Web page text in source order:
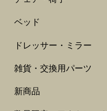
ベッド
ドレッサー・ミラー
雑貨・交換用パーツ
新商品